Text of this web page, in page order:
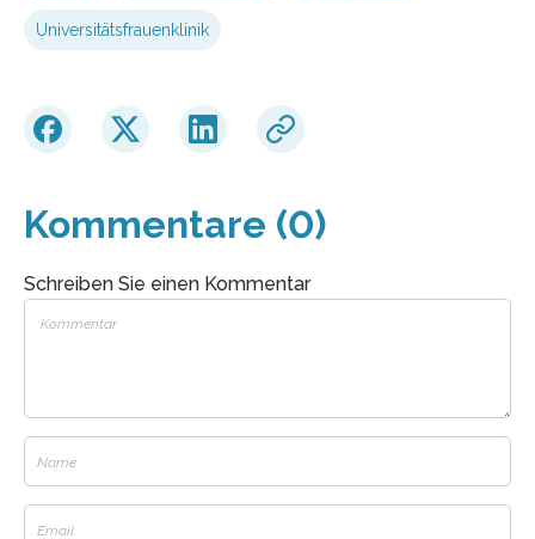
Universitätsfrauenklinik
Kommentare (0)
Schreiben Sie einen Kommentar